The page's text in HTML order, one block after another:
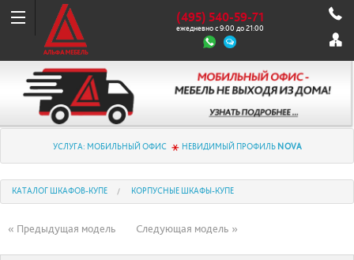
(495) 540-59-71
ежедневно с 9:00 до 21:00
УСЛУГА: МОБИЛЬНЫЙ ОФИС НЕВИДИМЫЙ ПРОФИЛЬ NOVA
КАТАЛОГ ШКАФОВ-КУПЕ КОРПУСНЫЕ ШКАФЫ-КУПЕ
« Предыдущая модель Следующая модель »